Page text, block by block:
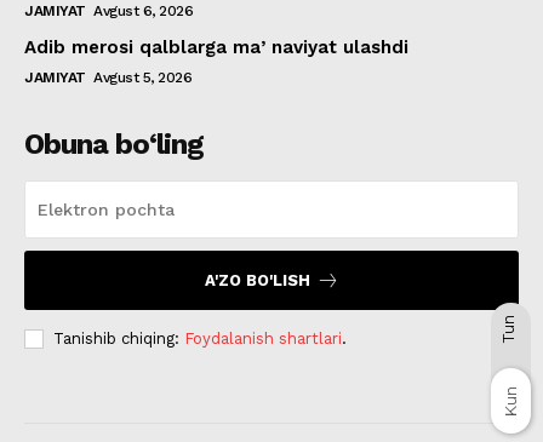
JAMIYAT Avgust 6, 2026
Adib merosi qalblarga maʼnaviyat ulashdi
JAMIYAT Avgust 5, 2026
Obuna bo‘ling
A'ZO BO'LISH
Tanishib chiqing: Foydalanish shartlari.
Kun
Kun
Tun